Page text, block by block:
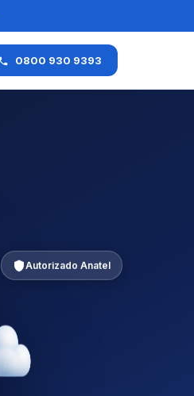
0800 930 9393
Autorizado Anatel